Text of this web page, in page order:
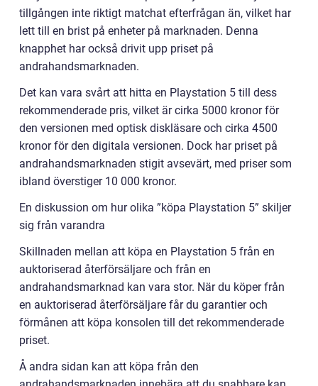
tillgången inte riktigt matchat efterfrågan än, vilket har
lett till en brist på enheter på marknaden. Denna
knapphet har också drivit upp priset på
andrahandsmarknaden.
Det kan vara svårt att hitta en Playstation 5 till dess
rekommenderade pris, vilket är cirka 5000 kronor för
den versionen med optisk diskläsare och cirka 4500
kronor för den digitala versionen. Dock har priset på
andrahandsmarknaden stigit avsevärt, med priser som
ibland överstiger 10 000 kronor.
En diskussion om hur olika ”köpa Playstation 5” skiljer
sig från varandra
Skillnaden mellan att köpa en Playstation 5 från en
auktoriserad återförsäljare och från en
andrahandsmarknad kan vara stor. När du köper från
en auktoriserad återförsäljare får du garantier och
förmånen att köpa konsolen till det rekommenderade
priset.
Å andra sidan kan att köpa från den